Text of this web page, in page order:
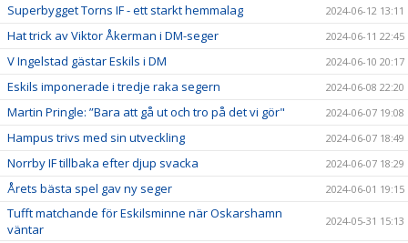
Superbygget Torns IF - ett starkt hemmalag 2024-06-12 13:11
Hat trick av Viktor Åkerman i DM-seger 2024-06-11 22:45
V Ingelstad gästar Eskils i DM 2024-06-10 20:17
Eskils imponerade i tredje raka segern 2024-06-08 22:20
Martin Pringle: ”Bara att gå ut och tro på det vi gör" 2024-06-07 19:08
Hampus trivs med sin utveckling 2024-06-07 18:49
Norrby IF tillbaka efter djup svacka 2024-06-07 18:29
Årets bästa spel gav ny seger 2024-06-01 19:15
Tufft matchande för Eskilsminne när Oskarshamn
väntar
2024-05-31 15:13